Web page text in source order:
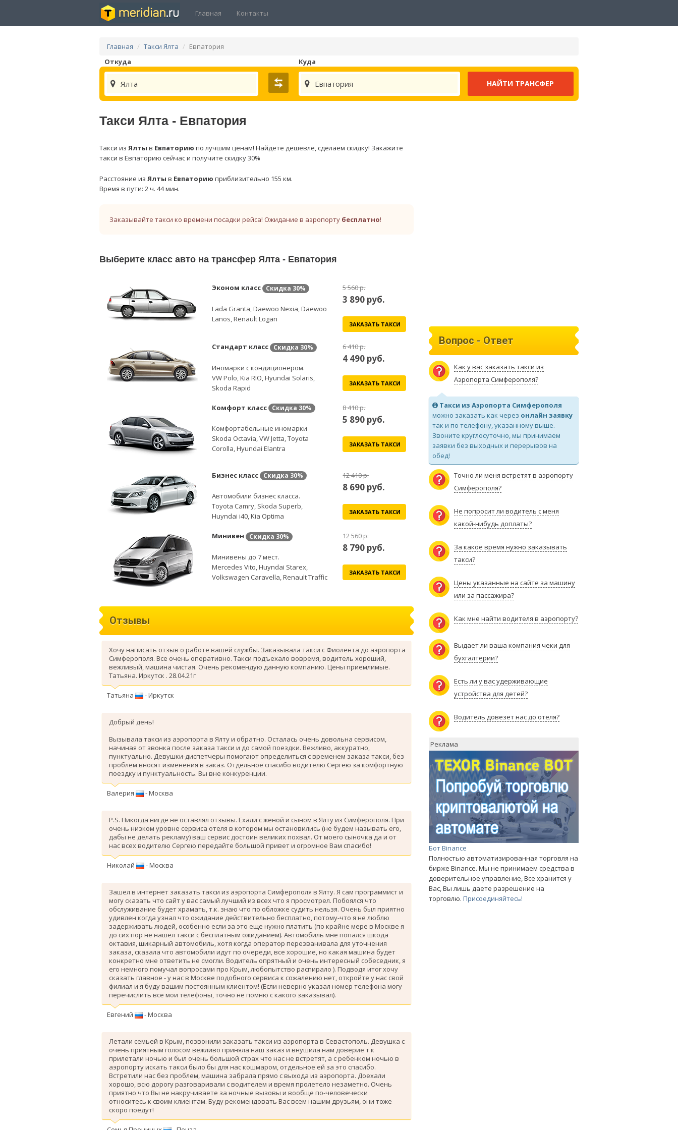
Главная Контакты
Главная Такси Ялта
Евпатория
Откуда
Ялта
Куда
Евпатория
Такси Ялта - Евпатория
Такси из Ялты в Евпаторию по лучшим ценам! Найдете дешевле, сделаем скидку! Закажите
такси в Евпаторию сейчас и получите скидку 30%
Расстояние из Ялты в Евпаторию приблизительно 155 км.
Время в пути: 2 ч. 44 мин.
Заказывайте такси ко времени посадки рейса! Ожидание в аэропорту бесплатно!
Выберите класс авто на трансфер Ялта - Евпатория
Эконом класс Скидка 30%
Lada Granta, Daewoo Nexia, Daewoo
Lanos, Renault Logan
5 560 р.
3 890 руб.
ЗАКАЗАТЬ ТАКСИ
Стандарт класс Скидка 30%
Иномарки с кондиционером.
VW Polo, Kia RIO, Hyundai Solaris,
Skoda Rapid
6 410 р.
4 490 руб.
ЗАКАЗАТЬ ТАКСИ
Комфорт класс Скидка 30%
Комфортабельные иномарки
Skoda Octavia, VW Jetta, Toyota
Corolla, Hyundai Elantra
8 410 р.
5 890 руб.
ЗАКАЗАТЬ ТАКСИ
Бизнес класс Скидка 30%
Автомобили бизнес класса.
Toyota Camry, Skoda Superb,
Huyndai i40, Kia Optima
12 410 р.
8 690 руб.
ЗАКАЗАТЬ ТАКСИ
Минивен Скидка 30%
Минивены до 7 мест.
Mercedes Vito, Huyndai Starex,
Volkswagen Caravella, Renault Traffic
12 560 р.
8 790 руб.
ЗАКАЗАТЬ ТАКСИ
Отзывы
Хочу написать отзыв о работе вашей службы. Заказывала такси с Фиолента до аэропорта
Симферополя. Все очень оперативно. Такси подъехало вовремя, водитель хороший,
вежливый, машина чистая. Очень рекомендую данную компанию. Цены приемлимые.
Татьяна. Иркутск . 28.04.21г
Татьяна - Иркутск
Добрый день!
Вызывала такси из аэропорта в Ялту и обратно. Осталась очень довольна сервисом,
начиная от звонка после заказа такси и до самой поездки. Вежливо, аккуратно,
пунктуально. Девушки-диспетчеры помогают определиться с временем заказа такси, без
проблем вносят изменения в заказ. Отдельное спасибо водителю Сергею за комфортную
поездку и пунктуальность. Вы вне конкуренции.
Валерия - Москва
P.S. Никогда нигде не оставлял отзывы. Ехали с женой и сыном в Ялту из Симферополя. При
очень низком уровне сервиса отеля в котором мы остановились (не будем называть его,
дабы не делать рекламу) ваш сервис достоин великих похвал. От моего сыночка да и от
нас всех водителю Сергею передайте большой привет и огромное Вам спасибо!
Николай - Москва
Зашел в интернет заказать такси из аэропорта Симферополя в Ялту. Я сам программист и
могу сказать что сайт у вас самый лучший из всех что я просмотрел. Побоялся что
обслуживание будет храмать, т.к. знаю что по обложке судить нельзя. Очень был приятно
удивлен когда узнал что ожидание действительно бесплатно, потому-что я не люблю
задерживать людей, особенно если за это еще нужно платить (по крайне мере в Москве я
до сих пор не нашел такси с бесплатным ожиданием). Автомобиль мне попался шкода
октавия, шикарный автомобиль, хотя когда оператор перезванивала для уточнения
заказа, сказала что автомобили идут по очереди, все хорошие, но какая машина будет
конкретно мне ответить не смогли. Водитель опрятный и очень интересный собеседник, я
его немного помучал вопросами про Крым, любопытство распирало ). Подводя итог хочу
сказать главное - у нас в Москве подобного сервиса к сожалению нет, откройте у нас свой
филиал и я буду вашим постоянным клиентом! (Если неверно указал номер телефона могу
перечислить все мои телефоны, точно не помню с какого заказывал).
Евгений - Москва
Летали семьей в Крым, позвонили заказать такси из аэропорта в Севастополь. Девушка с
очень приятным голосом вежливо приняла наш заказ и внушила нам доверие т к
прилетали ночью и был очень большой страх что нас не встретят, а с ребенком ночью в
аэропорту искать такси было бы для нас кошмаром, отдельное ей за это спасибо.
Вcтретили нас без проблем, машина забрала прямо с выхода из аэропорта. Доехали
хорошо, всю дорогу разговаривали с водителем и время пролетело незаметно. Очень
приятно что Вы не накручиваете за ночные вызовы и вообще по-человечески
относитесь к своим клиентам. Буду рекомендовать Вас всем нашим друзьям, они тоже
скоро поедут!
Вопрос - Ответ
Как у вас заказать такси из
Аэропорта Симферополя?
Такси из Аэропорта Симферополя
можно заказать как через онлайн заявку
так и по телефону, указанному выше.
Звоните круглосуточно, мы принимаем
заявки без выходных и перерывов на
обед!
Точно ли меня встретят в аэропорту
Симферополя?
Не попросит ли водитель с меня
какой-нибудь доплаты?
За какое время нужно заказывать
такси?
Цены указанные на сайте за машину
или за пассажира?
Как мне найти водителя в аэропорту?
Выдает ли ваша компания чеки для
бухгалтерии?
Есть ли у вас удерживающие
устройства для детей?
Водитель довезет нас до отеля?
Реклама
Бот Binance
Полностью автоматизированная торговля на
бирже Binance. Мы не принимаем средства в
доверительное управление, Все хранится у
Вас, Вы лишь даете разрешение на
торговлю.Присоединяйтесь!